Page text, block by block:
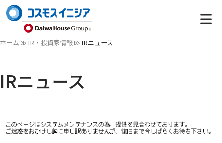
ホーム IR・投資家情報 IRニュース
IRニュース